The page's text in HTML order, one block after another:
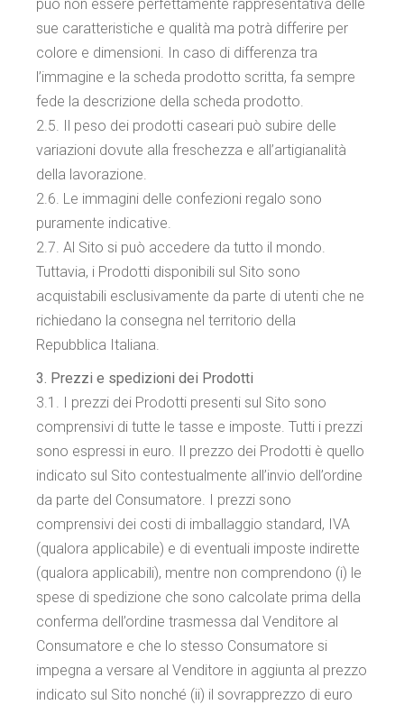
può non essere perfettamente rappresentativa delle
sue caratteristiche e qualità ma potrà differire per
colore e dimensioni. In caso di differenza tra
l’immagine e la scheda prodotto scritta, fa sempre
fede la descrizione della scheda prodotto.
2.5. Il peso dei prodotti caseari può subire delle
variazioni dovute alla freschezza e all’artigianalità
della lavorazione.
2.6. Le immagini delle confezioni regalo sono
puramente indicative.
2.7. Al Sito si può accedere da tutto il mondo.
Tuttavia, i Prodotti disponibili sul Sito sono
acquistabili esclusivamente da parte di utenti che ne
richiedano la consegna nel territorio della
Repubblica Italiana.
3. Prezzi e spedizioni dei Prodotti
3.1. I prezzi dei Prodotti presenti sul Sito sono
comprensivi di tutte le tasse e imposte. Tutti i prezzi
sono espressi in euro. Il prezzo dei Prodotti è quello
indicato sul Sito contestualmente all’invio dell’ordine
da parte del Consumatore. I prezzi sono
comprensivi dei costi di imballaggio standard, IVA
(qualora applicabile) e di eventuali imposte indirette
(qualora applicabili), mentre non comprendono (i) le
spese di spedizione che sono calcolate prima della
conferma dell’ordine trasmessa dal Venditore al
Consumatore e che lo stesso Consumatore si
impegna a versare al Venditore in aggiunta al prezzo
indicato sul Sito nonché (ii) il sovrapprezzo di euro